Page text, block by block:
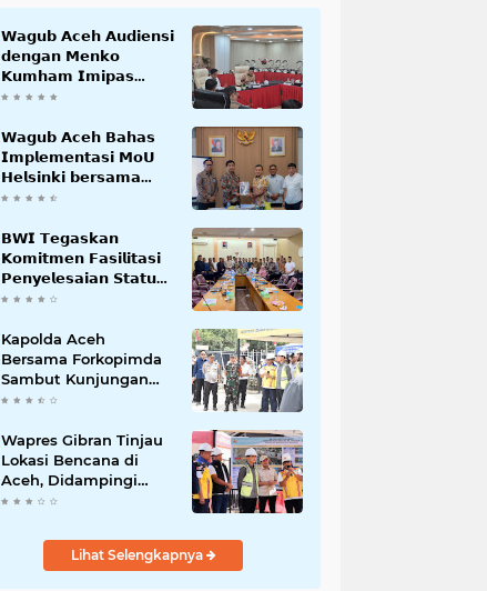
𝗪𝗮𝗴𝘂𝗯 𝗔𝗰𝗲𝗵 𝗔𝘂𝗱𝗶𝗲𝗻𝘀𝗶
𝗱𝗲𝗻𝗴𝗮𝗻 𝗠𝗲𝗻𝗸𝗼
𝗞𝘂𝗺𝗵𝗮𝗺 𝗜𝗺𝗶𝗽𝗮𝘀
𝗧𝗲𝗿𝗸𝗮𝗶𝘁 𝗦𝘁𝗮𝘁𝘂𝘀 𝗪𝗮𝗸𝗮𝗳
𝗪𝗮𝗴𝘂𝗯 𝗔𝗰𝗲𝗵 𝗕𝗮𝗵𝗮𝘀
𝗜𝗺𝗽𝗹𝗲𝗺𝗲𝗻𝘁𝗮𝘀𝗶 𝗠𝗼𝗨
𝗛𝗲𝗹𝘀𝗶𝗻𝗸𝗶 𝗯𝗲𝗿𝘀𝗮𝗺𝗮
𝗦𝗲𝗸𝗿𝗲𝘁𝗮𝗿𝗶𝗮𝘁 𝗡𝗲𝗴𝗮𝗿𝗮
𝗕𝗪𝗜 𝗧𝗲𝗴𝗮𝘀𝗸𝗮𝗻
𝗞𝗼𝗺𝗶𝘁𝗺𝗲𝗻 𝗙𝗮𝘀𝗶𝗹𝗶𝘁𝗮𝘀𝗶
𝗣𝗲𝗻𝘆𝗲𝗹𝗲𝘀𝗮𝗶𝗮𝗻 𝗦𝘁𝗮𝘁𝘂𝘀
𝗪𝗮𝗸𝗮𝗳 𝗕𝗹𝗮𝗻𝗴 𝗣𝗮𝗱𝗮𝗻𝗴
Kapolda Aceh
Bersama Forkopimda
Sambut Kunjungan
Kerja Wakil Presiden
Bireuen
Wapres Gibran Tinjau
Lokasi Bencana di
Aceh, Didampingi
Wagub Dek Fadh
Lihat Selengkapnya